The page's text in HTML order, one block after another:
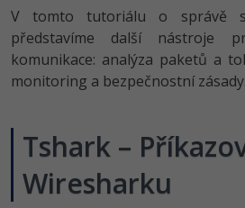
Umělá inteligence
HTML5, CSS3, Bootstrap,
SQL a databáze
Testování a verzování
C# .NET
JavaScript
Python
Front-end developer
Vývojář mobilních aplikací
C# Game developer
Webdesigner
C#.NET -80%
Python -80%
PHP -80%
-80%
Datová analýza
Digitální gramotnost
WordPress
-30%
V tomto tutoriálu o správě
představíme další nástroje
komunikace: analýza paketů a
monitoring a bezpečnostní zásady.
Tshark –
Wiresharku